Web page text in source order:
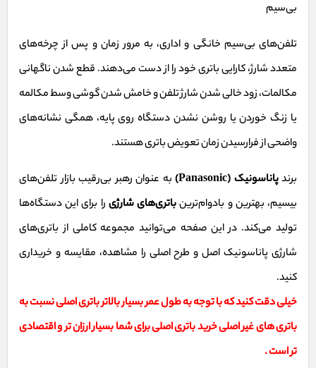
بی‌سیم
تلفن‌های بی‌سیم خانگی و اداری، به مرور زمان و پس از چرخه‌های
متعدد شارژ، کارایی باتری خود را از دست می‌دهند. قطع شدن ناگهانی
مکالمات، زود خالی شدن شارژ تلفن و خامش شدن گوشی وسط مکالمه
یا زنگ خوردن یا روشن نشدن دستگاه روی پایه، همگی نشانه‌های
واضحی از فرارسیدن زمان تعویض باتری هستند.
برندپاناسونیک (Panasonic)
به عنوان رهبر بی‌رقیب بازار تلفن‌های
بیسیم، بهترین و بادوام‌ترینباتری‌های شارژی را برای این دستگاه‌ها
تولید می‌کند. در این صفحه می‌توانید مجموعه کاملی از باتری‌های
شارژی پاناسونیک اصل و طرح اصلی را مشاهده، مقایسه و خریداری
کنید.
خیلی دقت کنید که با توجه به طول عمر بسیار بالاتر باتری اصلی نسبت به
باتری های غیر اصلی خرید باتری اصلی برای شما بسیار ارزان تر و اقتصادی
تر است .